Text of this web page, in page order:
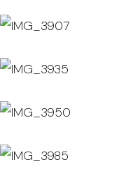
IMG_3907
IMG_3935
IMG_3950
IMG_3985